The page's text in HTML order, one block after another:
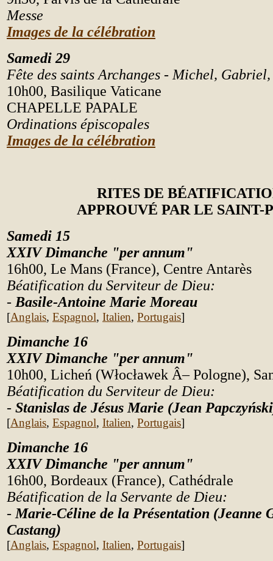
Messe
Images de la célébration
Samedi 29
Fête des saints Archanges - Michel,
10h00, Basilique Vaticane
CHAPELLE PAPALE
Ordinations épiscopales
Images de la célébration
RITES DE
APPROUVÉ PAR LE SAINT-
Samedi 15
XXIV Dimanche "per annum"
16h00, Le Mans (France), Centre Antarès
Béatification du Serviteurde Dieu:
- Basile-Antoine Marie Moreau
[Anglais, Espagnol, Italien, Portugais]
Dimanche 16
XXIV Dimanche "per annum"
10h00, Licheń (Włocławek Â– Pologne),
Béatification du Serviteurde Dieu:
- Stanislas de Jésus Marie (Jean
[Anglais, Espagnol, Italien, Portugais]
Dimanche 16
XXIV Dimanche "per annum"
16h00, Bordeaux (France), Cathédrale
Béatification de la Servante de Dieu:
- Marie-Céline de la Présentation (Jeanne
Castang)
[Anglais, Espagnol, Italien, Portugais]